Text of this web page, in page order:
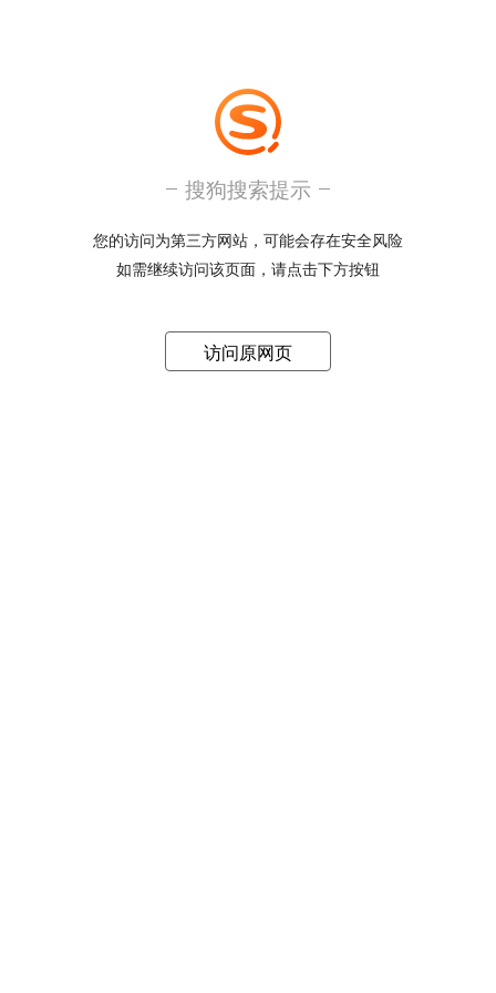
搜狗搜索提示
您的访问为第三方网站，可能会存在安全风险
如需继续访问该页面，请点击下方按钮
访问原网页